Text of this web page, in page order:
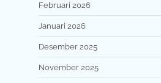
Februari 2026
Januari 2026
Desember 2025
November 2025